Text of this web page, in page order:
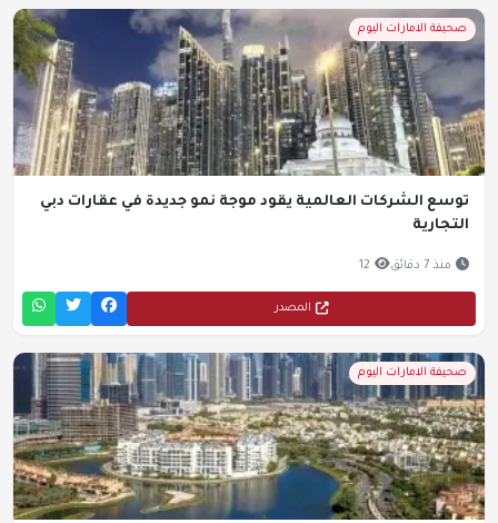
صحيفة الامارات اليوم
توسع الشركات العالمية يقود موجة نمو جديدة في عقارات دبي
التجارية
منذ 7 دقائق 12
المصدر
صحيفة الامارات اليوم